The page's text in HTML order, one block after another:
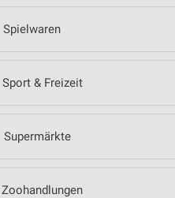
Spielwaren
Sport & Freizeit
Supermärkte
Zoohandlungen